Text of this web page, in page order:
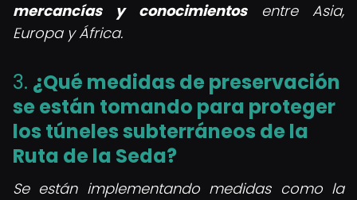
mercancías y conocimientosentre Asia,
Europa y África.
3. ¿Qué medidas de preservación
se están tomando para proteger
los túneles subterráneos de la
Ruta de la Seda?
Se están implementando medidas como la